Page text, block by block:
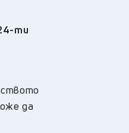
ти
да